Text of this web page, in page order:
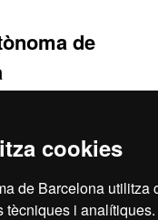
cookies
de Barcelona utilitza
tècniques i
de